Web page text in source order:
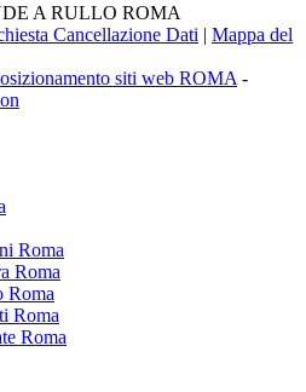
A RULLO ROMA
Cancellazione Dati | Mappa del
siti web ROMA -
Roma
Roma
Roma
Roma
Roma